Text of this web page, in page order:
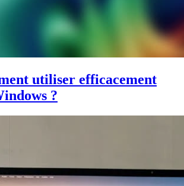
utiliser efficacement
?